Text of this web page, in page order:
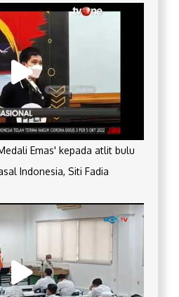
Emas' kepada atlit bulu
Indonesia, Siti Fadia